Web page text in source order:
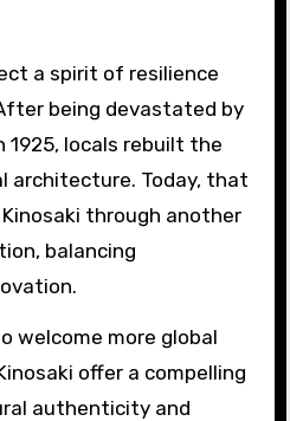
a spirit of resilience
being devastated by
1925, locals rebuilt the
architecture. Today, that
through another
balancing
welcome more global
offer a compelling
authenticity and